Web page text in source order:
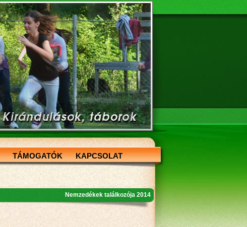
TÁMOGATÓK KAPCSOLAT
Nemzedékek találkozója 2014